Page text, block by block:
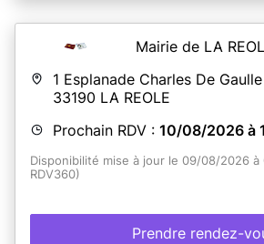
Mairie de LA
1 Esplanade Charles De Gaulle
33190 LA REOLE
Prochain RDV : 10/08/2026 à
Disponibilité mise à jour le 09/08/2026 à
RDV360)
Prendre rendez-